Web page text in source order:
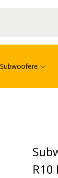
Subwoofere
R10